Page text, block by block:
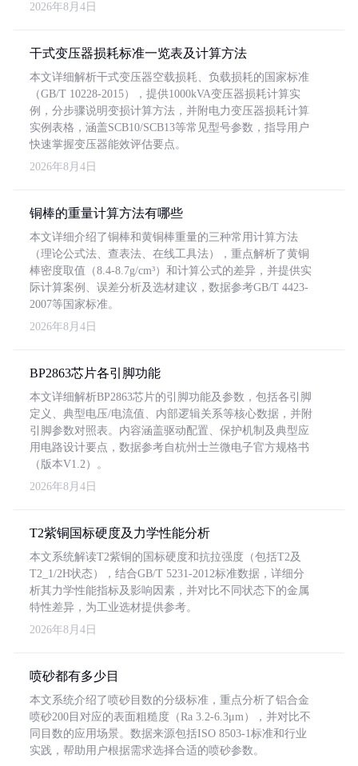
2026年8月4日
干式变压器损耗标准一览表及计算方法
本文详细解析干式变压器空载损耗、负载损耗的国家标准
（GB/T 10228-2015），提供1000kVA变压器损耗计算实
例，分步骤说明变损计算方法，并附电力变压器损耗计算
实例表格，涵盖SCB10/SCB13等常见型号参数，指导用户
快速掌握变压器能效评估要点。
2026年8月4日
铜棒的重量计算方法有哪些
本文详细介绍了铜棒和黄铜棒重量的三种常用计算方法
（理论公式法、查表法、在线工具法），重点解析了黄铜
棒密度取值（8.4-8.7g/cm³）和计算公式的差异，并提供实
际计算案例、误差分析及选材建议，数据参考GB/T 4423-
2007等国家标准。
2026年8月4日
BP2863芯片各引脚功能
本文详细解析BP2863芯片的引脚功能及参数，包括各引脚
定义、典型电压/电流值、内部逻辑关系等核心数据，并附
引脚参数对照表。内容涵盖驱动配置、保护机制及典型应
用电路设计要点，数据参考自杭州士兰微电子官方规格书
（版本V1.2）。
2026年8月4日
T2紫铜国标硬度及力学性能分析
本文系统解读T2紫铜的国标硬度和抗拉强度（包括T2及
T2_1/2H状态），结合GB/T 5231-2012标准数据，详细分
析其力学性能指标及影响因素，并对比不同状态下的金属
特性差异，为工业选材提供参考。
2026年8月4日
喷砂都有多少目
本文系统介绍了喷砂目数的分级标准，重点分析了铝合金
喷砂200目对应的表面粗糙度（Ra 3.2-6.3μm），并对比不
同目数的应用场景。数据来源包括ISO 8503-1标准和行业
实践，帮助用户根据需求选择合适的喷砂参数。